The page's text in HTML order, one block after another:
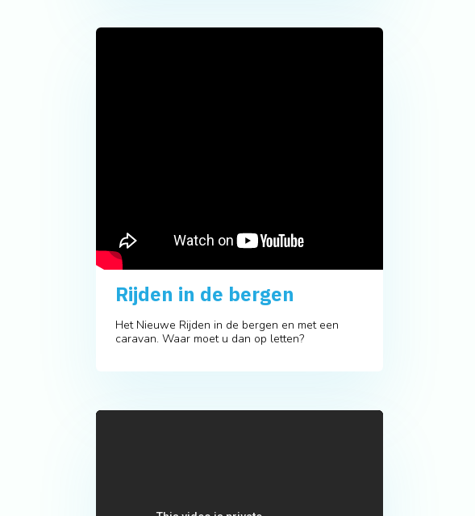
Rijden in de bergen
Het Nieuwe Rijden in de bergen en met een
caravan. Waar moet u dan op letten?